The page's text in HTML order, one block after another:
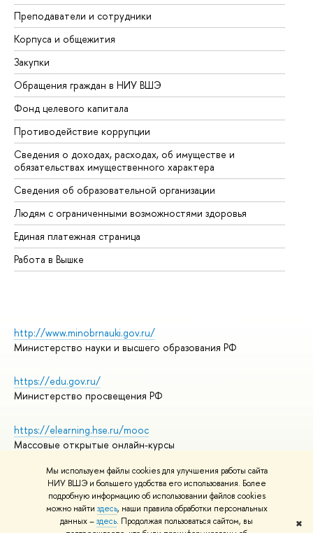
Мы используем файлы cookies для улучшения работы сайта
НИУ ВШЭ и большего удобства его использования. Более
подробную информацию об использовании файлов cookies
можно найти здесь, наши правила обработки персональных
данных –здесь. Продолжая пользоваться сайтом, вы
✖
Преподаватели и сотрудники
Корпуса и общежития
Закупки
Обращения граждан в НИУ ВШЭ
Фонд целевого капитала
Противодействие коррупции
Сведения о доходах, расходах, об имуществе и
обязательствах имущественного характера
Сведения об образовательной организации
Людям с ограниченными возможностями здоровья
Единая платежная страница
Работа в Вышке
http://www.minobrnauki.gov.ru/
Министерство науки и высшего образования РФ
https://edu.gov.ru/
Министерство просвещения РФ
https://elearning.hse.ru/mooc
Массовые открытые онлайн-курсы
© НИУ ВШЭ 1993–2026
Адреса и контакты
Условия использования материалов